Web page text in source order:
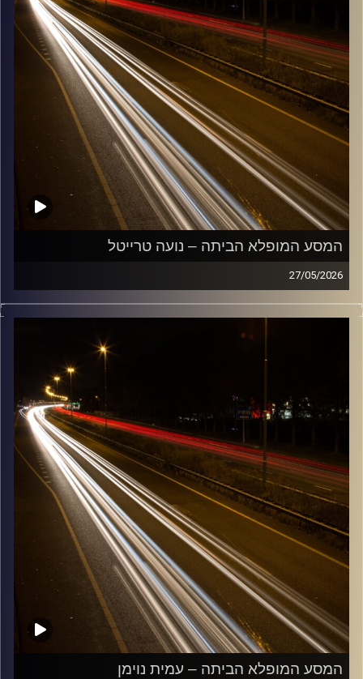
המסע המופלא הביתה – נועה טרייטל
27/05/2026
מוזיקה שתלווה אותנו אחרי יום עבודה ארוך ותחזיר אותנו
הביתה בשלום עם נועה טרייטל
קרדיט תמונות:
המסע המופלא הביתה – עמית נוימן